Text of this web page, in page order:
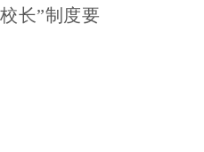
长”制度要